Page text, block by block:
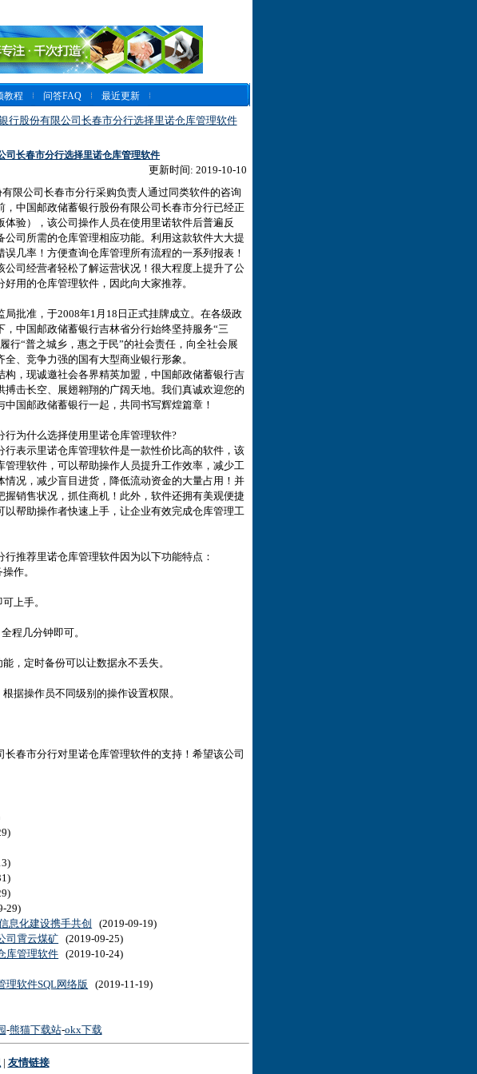
教程 问答FAQ
最近更新
行股份有限公司长春市分行选择里诺仓库管理软件
司长春市分行选择里诺仓库管理软件
更新时间: 2019-10-10
公司长春市分行采购负责人通过同类软件的咨询
中国邮政储蓄银行股份有限公司长春市分行已经正
验），该公司操作人员在使用里诺软件后普遍反
司所需的仓库管理相应功能。利用这款软件大大提
几率！方便查询仓库管理所有流程的一系列报表！
司经营者轻松了解运营状况！很大程度上提升了公
用的仓库管理软件，因此向大家推荐。
批准，于2008年1月18日正式挂牌成立。在各级政
中国邮政储蓄银行吉林省分行始终坚持服务“三
行“普之城乡，惠之于民”的社会责任，向全社会展
、竞争力强的国有大型商业银行形象。
，现诚邀社会各界精英加盟，中国邮政储蓄银行吉
击长空、展翅翱翔的广阔天地。我们真诚欢迎您的
国邮政储蓄银行一起，共同书写辉煌篇章！
为什么选择使用里诺仓库管理软件?
表示里诺仓库管理软件是一款性价比高的软件，该
理软件，可以帮助操作人员提升工作效率，减少工
况，减少盲目进货，降低流动资金的大量占用！并
握销售状况，抓住商机！此外，软件还拥有美观便捷
帮助操作者快速上手，让企业有效完成仓库管理工
荐里诺仓库管理软件因为以下功能特点：
作。
上手。
程几分钟即可。
，定时备份可以让数据永不丢失。
操作员不同级别的操作设置权限。
市分行对里诺仓库管理软件的支持！希望该公司
29)
息化建设携手共创
(2019-09-19)
司霄云煤矿 (2019-09-25)
库管理软件 (2019-10-24)
理软件SQL网络版 (2019-11-19)
-熊猫下载站-okx下载
| 友情链接